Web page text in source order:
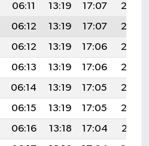
06:11 13:19 17:07
20:18
06:12 13:19 17:07
20:17
06:12 13:19 17:06
20:16
06:13 13:19 17:06
20:15
06:14 13:19 17:05
20:13
06:15 13:19 17:05
20:12
06:16 13:18 17:04
20:11